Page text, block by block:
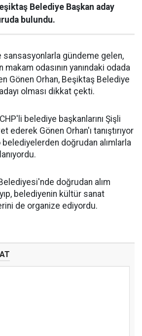
Belediye Başkan aday
bulundu.
sansasyonlarla gündeme gelen,
makam odasının yanındaki odada
Gönen Orhan, Beşiktaş Belediye
adayı olması dikkat çekti.
belediye başkanlarını Şişli
ederek Gönen Orhan'ı tanıştırıyor
belediyelerden doğrudan alımlarla
doğrudan alım
belediyenin kültür sanat
de organize ediyordu.